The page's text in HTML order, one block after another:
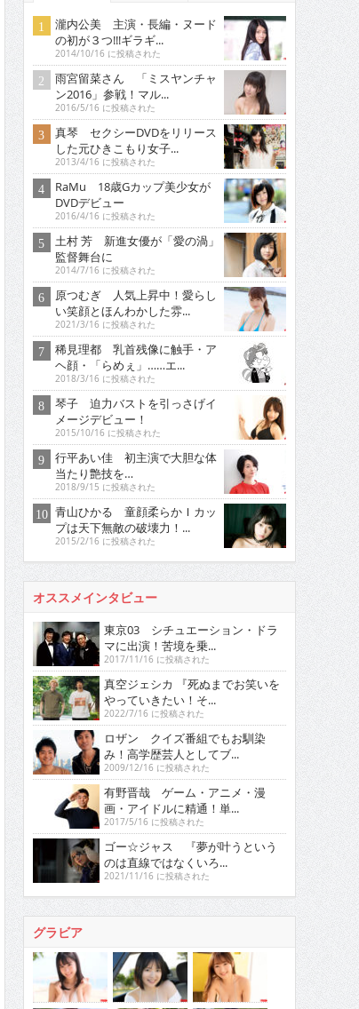
瀧内公美 主演・長編・ヌード
の初が３つ!!!ギラギ...
2014/10/16 に投稿された
雨宮留菜さん 「ミスヤンチャ
ン2016」参戦！マル...
2016/5/16 に投稿された
真琴 セクシーDVDをリリース
した元ひきこもり女子...
2013/4/16 に投稿された
RaMu 18歳Gカップ美少女が
DVDデビュー
2016/4/16 に投稿された
土村 芳 新進女優が「愛の渦」
監督舞台に
2014/7/16 に投稿された
原つむぎ 人気上昇中！愛らし
い笑顔とほんわかした雰...
2021/3/16 に投稿された
稀見理都 乳首残像に触手・ア
ヘ顔・「らめぇ」……エ...
2018/3/16 に投稿された
琴子 迫力バストを引っさげイ
メージデビュー！
2015/10/16 に投稿された
行平あい佳 初主演で大胆な体
当たり艶技を…
2018/9/15 に投稿された
青山ひかる 童顔柔らかＩカッ
プは天下無敵の破壊力！...
2015/2/16 に投稿された
オススメインタビュー
東京03 シチュエーション・ドラ
マに出演！苦境を乗...
2017/11/16 に投稿された
真空ジェシカ 『死ぬまでお笑いを
やっていきたい！そ...
2022/7/16 に投稿された
ロザン クイズ番組でもお馴染
み！高学歴芸人としてブ...
2009/12/16 に投稿された
有野晋哉 ゲーム・アニメ・漫
画・アイドルに精通！単...
2017/5/16 に投稿された
ゴー☆ジャス 『夢が叶うという
のは直線ではなくいろ...
2021/11/16 に投稿された
グラビア